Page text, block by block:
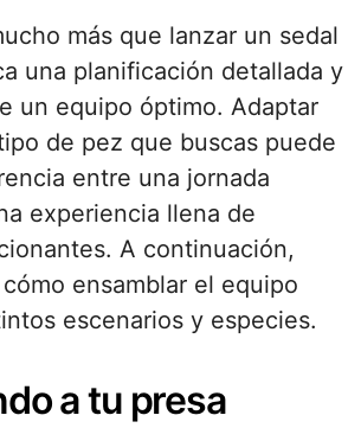
una planificación detallada y
un equipo óptimo. Adaptar
de pez que buscas puede
entre una jornada
experiencia llena de
A continuación,
ensamblar el equipo
escenarios y especies.
a tu presa